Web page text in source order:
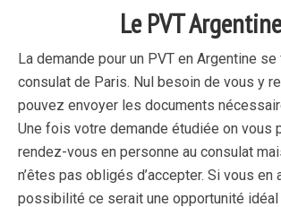
Le PVT Argentine
La demande pour un PVT en Argentine
consulat de Paris. Nul besoin de vous y
pouvez envoyer les documents
Une fois votre demande étudiée on vous
rendez-vous en personne au consulat
n’êtes pas obligés d’accepter. Si vous en
possibilité ce serait une opportunité